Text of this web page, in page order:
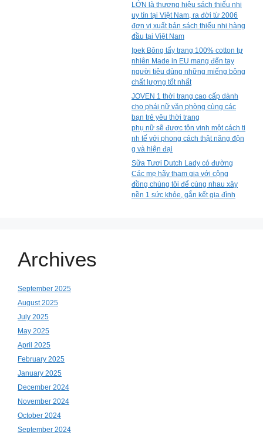
LỚN là thương hiệu sách thiếu nhi
uy tín tại Việt Nam, ra đời từ 2006
đơn vị xuất bản sách thiếu nhi hàng
đầu tại Việt Nam
Ipek Bông tẩy trang 100% cotton tự
nhiên Made in EU mang đến tay
người tiêu dùng những miếng bông
chất lượng tốt nhất
JOVEN 1 thời trang cao cấp dành
cho phái nữ văn phòng cùng các
bạn trẻ yêu thời trang
phụ nữ sẽ được tôn vinh một cách ti
nh tế với phong cách thật năng độn
g và hiện đại
Sữa Tươi Dutch Lady có đường
Các mẹ hãy tham gia với cộng
đồng chúng tôi để cùng nhau xây
nền 1 sức khỏe, gắn kết gia đình
Archives
September 2025
August 2025
July 2025
May 2025
April 2025
February 2025
January 2025
December 2024
November 2024
October 2024
September 2024